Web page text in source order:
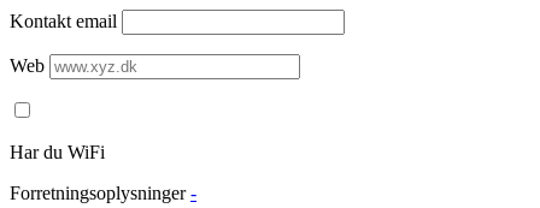
Kontakt email
Web
Har du WiFi
Forretningsoplysninger -